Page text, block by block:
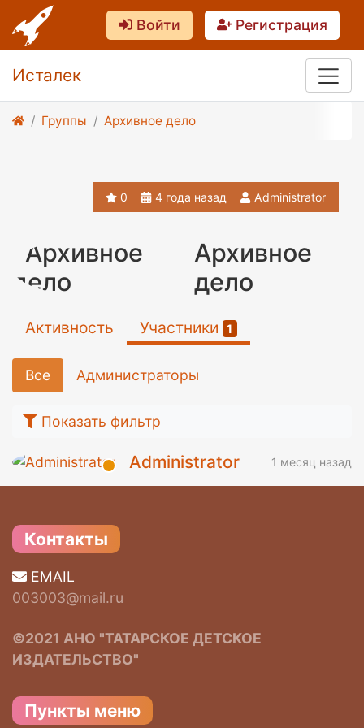
Войти Регистрация
Исталек
Группы Архивное дело
0 4 года назад Administrator
Архивное
дело
Активность Участники 1
Все Администраторы
Показать фильтр
Administrator 1 месяц назад
Контакты
EMAIL
003003@mail.ru
©2021 АНО "ТАТАРСКОЕ ДЕТСКОЕ
ИЗДАТЕЛЬСТВО"
Пункты меню